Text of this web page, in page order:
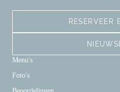
RESERVEER
Menu's
Foto's